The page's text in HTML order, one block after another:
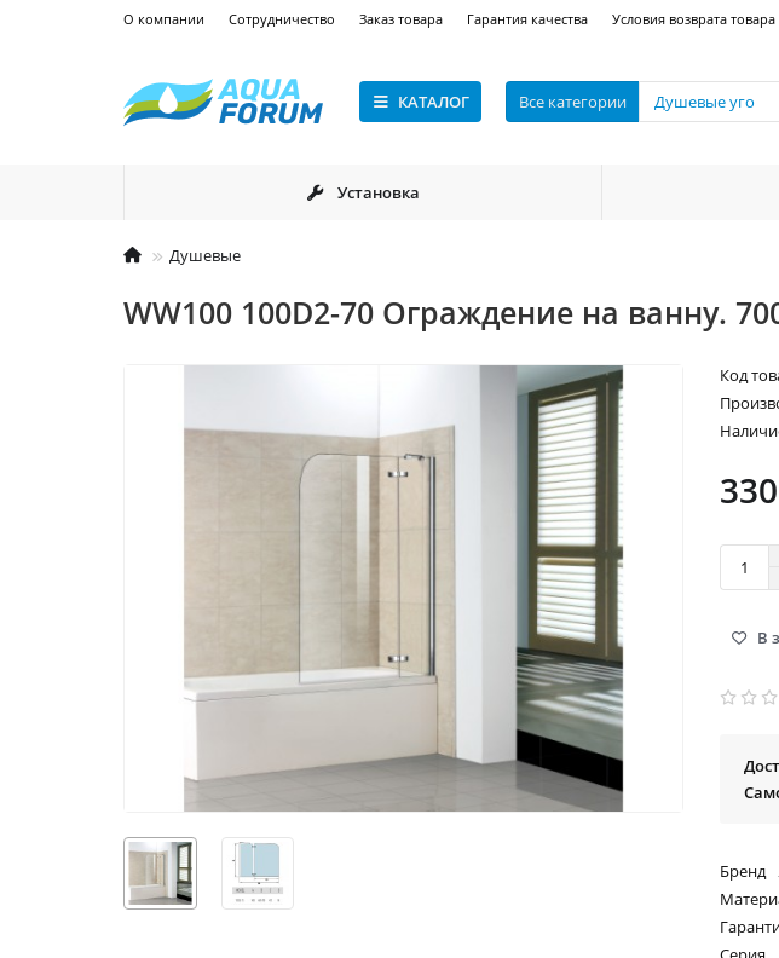
О компании Сотрудничество Заказ товара Гарантия качества Условия возврата товара
КАТАЛОГ Все категории
Установка
Душевые
WW100 100D2-70 Ограждение на ванну.
Код
В
Бренд